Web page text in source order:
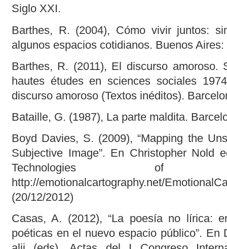
Siglo XXI.
Barthes, R. (2004), Cómo vivir juntos:
algunos espacios cotidianos. Buenos
Barthes, R. (2011), El discurso amoroso.
hautes études en sciences sociales
discurso amoroso (Textos inéditos).
Bataille, G. (1987), La parte maldita.
Boyd Davies, S. (2009), “Mapping the
Subjective Image”. En Christopher Nold
Technologies
http://emotionalcartography.net/
(20/12/2012)
Casas, A. (2012), “La poesía no lírica:
poéticas en el nuevo espacio público”. En